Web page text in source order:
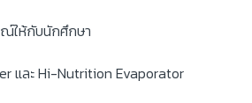
ณ์ให้กับนักศึกษา
และ Hi-Nutrition Evaporator